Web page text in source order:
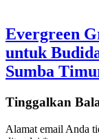
Evergreen
untuk
Sumba
Tinggalkan
Alamat email Anda